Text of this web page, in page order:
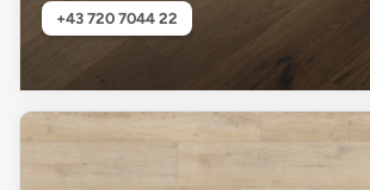
+43 720 7044 22